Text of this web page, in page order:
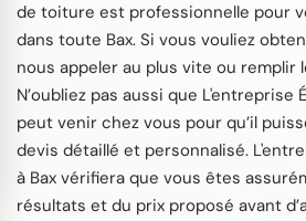
de toiture est professionnelle pour
dans toute Bax. Si vous vouliez
nous appeler au plus vite ou remplir
N’oubliez pas aussi que L'entreprise
peut venir chez vous pour qu’il
devis détaillé et personnalisé.
à Bax vérifiera que vous êtes
résultats et du prix proposé avant